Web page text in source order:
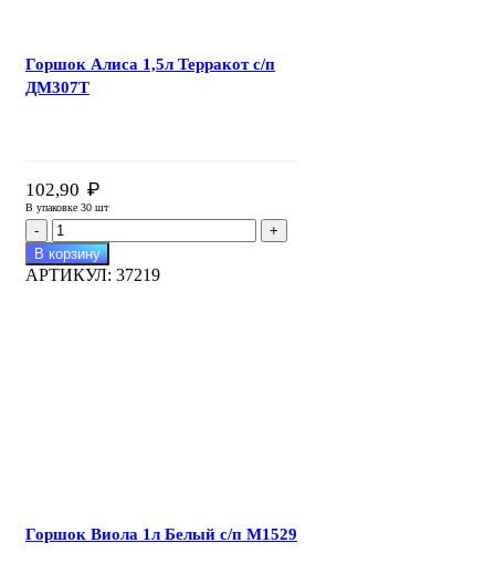
Горшок Алиса 1,5л Терракот с/п
ДМ307Т
102,90 ₽
В упаковке 30 шт
Количество
товара
Горшок
Алиса
В корзину
АРТИКУЛ: 37219
Горшок Виола 1л Белый с/п М1529